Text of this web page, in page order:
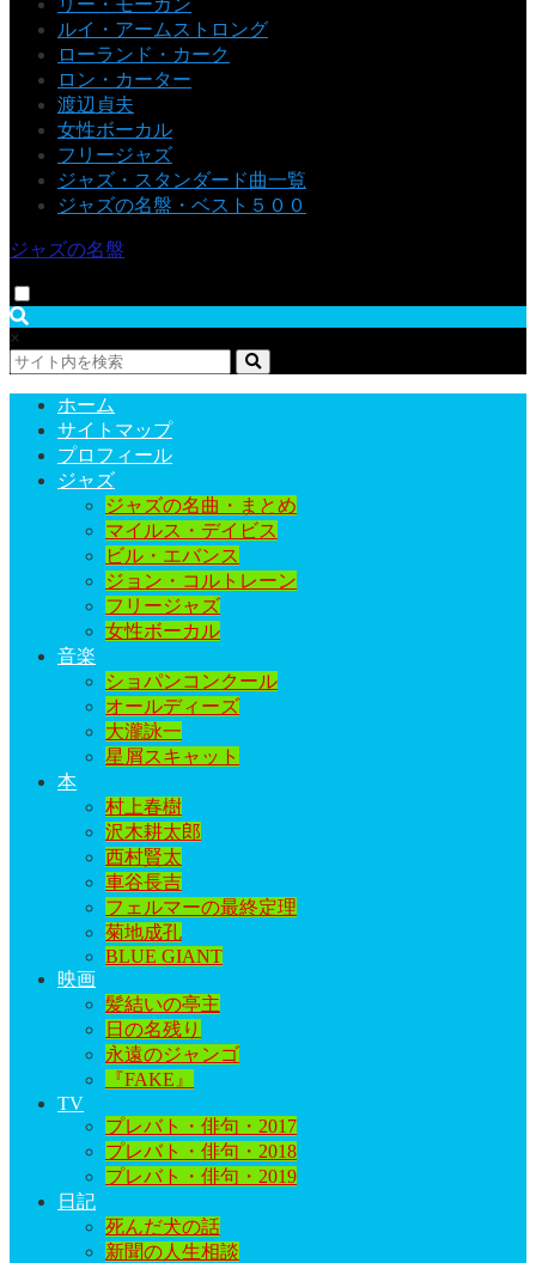
ルイ・アームストロング
ローランド・カーク
ロン・カーター
渡辺貞夫
女性ボーカル
フリージャズ
ジャズ・スタンダード曲一覧
ジャズの名盤・ベスト５００
ジャズの名盤
×
ホーム
サイトマップ
プロフィール
ジャズ
ジャズの名曲・まとめ
マイルス・デイビス
ビル・エバンス
ジョン・コルトレーン
フリージャズ
女性ボーカル
音楽
ショパンコンクール
オールディーズ
大瀧詠一
星屑スキャット
本
村上春樹
沢木耕太郎
西村賢太
車谷長吉
フェルマーの最終定理
菊地成孔
BLUE GIANT
映画
髪結いの亭主
日の名残り
永遠のジャンゴ
『FAKE』
TV
プレバト・俳句・2017
プレバト・俳句・2018
プレバト・俳句・2019
日記
死んだ犬の話
新聞の人生相談